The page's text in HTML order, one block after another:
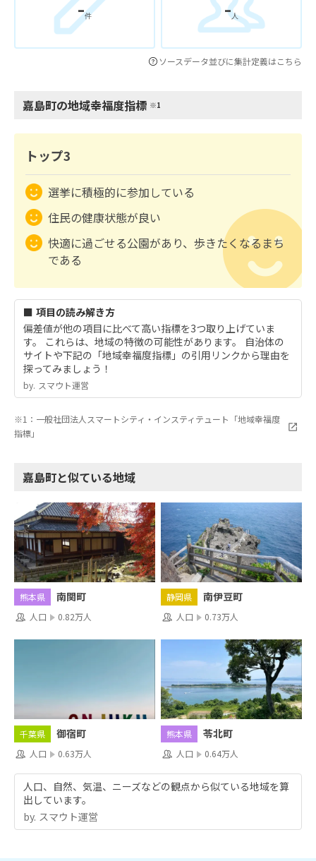
件 人
ソースデータ並びに集計定義はこちら
嘉島町の地域幸福度指標 ※1
トップ3
選挙に積極的に参加している
住民の健康状態が良い
快適に過ごせる公園があり、歩きたくなるまち
である
■ 項目の読み解き方
偏差値が他の項目に比べて高い指標を3つ取り上げていま
す。 これらは、地域の特徴の可能性があります。 自治体の
サイトや下記の「地域幸福度指標」の引用リンクから理由を
探ってみましょう！
by.︎ スマウト運営
※1：一般社団法人スマートシティ・インスティテュート「地域幸福度
指標」
嘉島町と似ている地域
熊本県 南関町
人口 0.82万人
静岡県 南伊豆町
人口 0.73万人
千葉県 御宿町
人口 0.63万人
熊本県 苓北町
人口 0.64万人
人口、自然、気温、ニーズなどの観点から似ている地域を算
出しています。
by.︎ スマウト運営